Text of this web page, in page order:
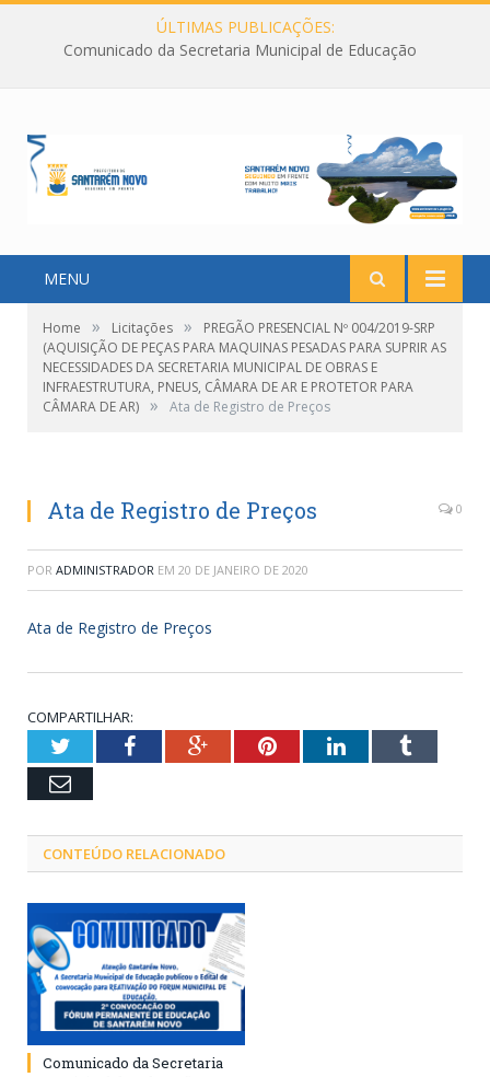
ÚLTIMAS PUBLICAÇÕES:
Comunicado da Secretaria Municipal de Educação
MENU
Home » Licitações »
PREGÃO PRESENCIAL Nº 004/2019-SRP
(AQUISIÇÃO DE PEÇAS PARA MAQUINAS PESADAS PARA SUPRIR AS
NECESSIDADES DA SECRETARIA MUNICIPAL DE OBRAS E
INFRAESTRUTURA, PNEUS, CÂMARA DE AR E PROTETOR PARA
CÂMARA DE AR) » Ata de Registro de Preços
Ata de Registro de Preços 0
POR ADMINISTRADOR EM 20 DE JANEIRO DE 2020
Ata de Registro de Preços
COMPARTILHAR:
TwitterFacebookGoogle+PinterestLinkedInTumblr
Email
CONTEÚDO RELACIONADO
Comunicado da Secretaria